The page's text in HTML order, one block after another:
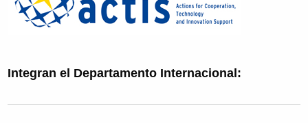
Integran el Departamento Internacional: